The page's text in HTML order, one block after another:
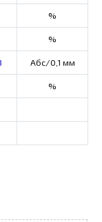
%
%
Абс/0,1 мм
%